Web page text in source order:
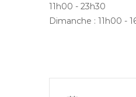
11h00 - 23h30
Dimanche : 11h00 -